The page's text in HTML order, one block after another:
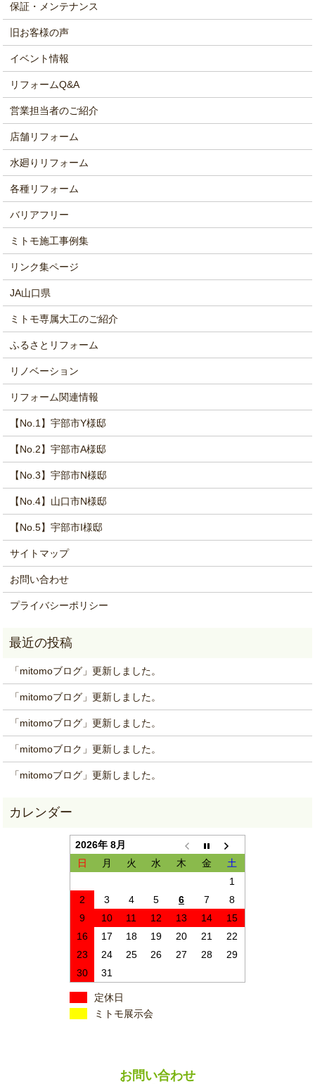
保証・メンテナンス
旧お客様の声
イベント情報
リフォームQ&A
営業担当者のご紹介
店舗リフォーム
水廻りリフォーム
各種リフォーム
バリアフリー
ミトモ施工事例集
リンク集ページ
JA山口県
ミトモ専属大工のご紹介
ふるさとリフォーム
リノベーション
リフォーム関連情報
【No.1】宇部市Y様邸
【No.2】宇部市A様邸
【No.3】宇部市N様邸
【No.4】山口市N様邸
【No.5】宇部市I様邸
サイトマップ
お問い合わせ
プライバシーポリシー
「mitomoブログ」更新しました。
「mitomoブログ」更新しました。
「mitomoブログ」更新しました。
「mitomoブロク」更新しました。
「mitomoブログ」更新しました。
2026年 8月
日
月 火 水 木 金
土
1
2
3 4 5 6 7
8
9
10 11 12 13 14
15
16
17 18 19 20 21
22
23
24 25 26 27 28
29
30
31
定休日
ミトモ展示会
お問い合わせ